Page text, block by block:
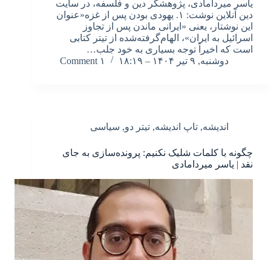
یاسر میردامادی، پژوهشگر دین و فلسفه، در سایت
دین آنلاین نوشت: ۱. یهودی بودن پس از غزه«عنوان
این نوشتار، یعنی «ایرانی ماندن پس از تجاوز
اسرائیل به ایران»، الهام‌گرفته‌شده از تیتر کتابی
است که اخیراً توجه بسیاری به خود جلب…
دوشنبه, ۹ تیر ۱۴۰۴ – ۱۸:۱۹
۱ Comment
اندیشه, تاپ اندیشه, تیتر دو, سیاسی
چگونه با کلمات شلیک نکنیم: پرونده‌سازی به جای
نقد | یاسر میردامادی